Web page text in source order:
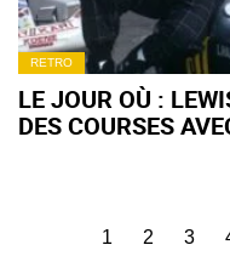
RETRO
LE JOUR OÙ :
DES COURSES
1 2 3